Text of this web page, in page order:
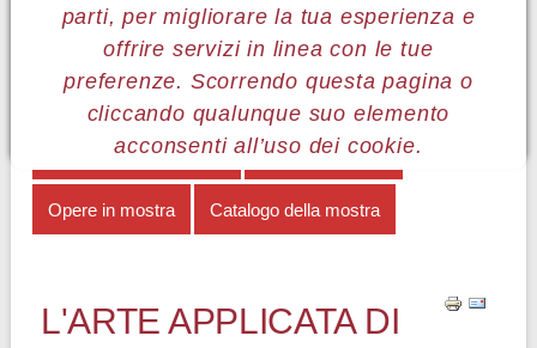
parti, per migliorare la tua esperienza e
offrire servizi in linea con le tue
preferenze. Scorrendo questa pagina o
cliccando qualunque suo elemento
acconsenti all’uso dei cookie.
Sei qui: Home Le mostre Mostre 2009
Tono faber
L'arte applicata di Tono
MENÙ TONO FABER
L'arte applicata di Tono Note biografiche
Opere in mostra Catalogo della mostra
L'ARTE APPLICATA DI